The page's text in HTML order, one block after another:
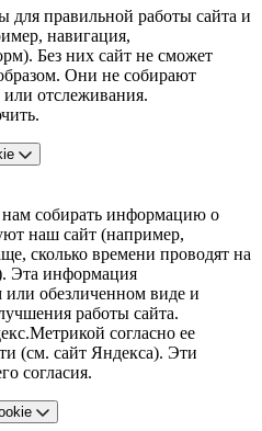
правильной работы сайта и
навигация,
Без них сайт не сможет
Они не собирают
отслеживания.
собирать информацию о
наш сайт (например,
сколько времени проводят на
Эта информация
или обезличенном виде и
работы сайта.
согласно ее
(см. сайт Яндекса). Эти
согласия.